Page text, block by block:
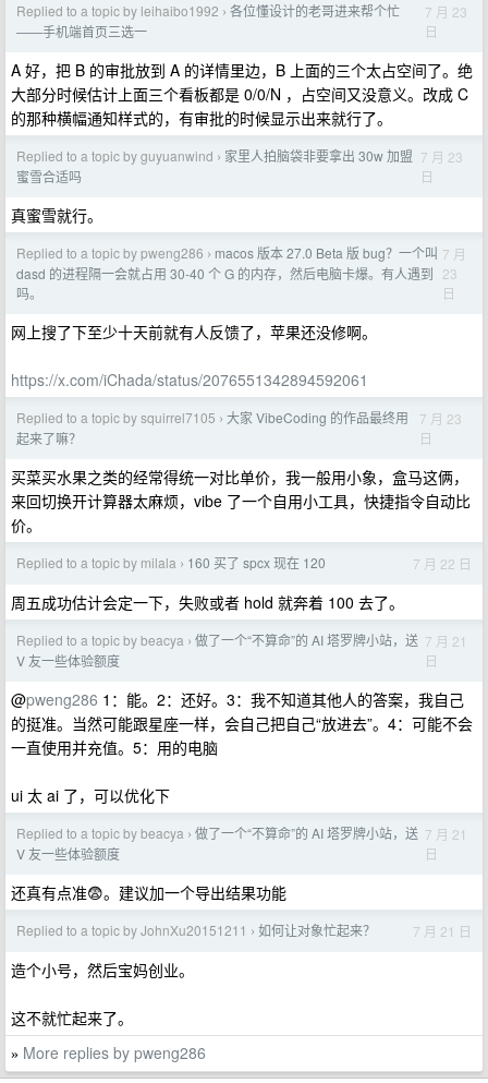
Replied to a topic by leihaibo1992 › 各位懂设计的老哥进来帮个忙
——手机端首页三选一
7 月 23
日
A 好，把 B 的审批放到 A 的详情里边，B 上面的三个太占空间了。绝
大部分时候估计上面三个看板都是 0/0/N ，占空间又没意义。改成 C
的那种横幅通知样式的，有审批的时候显示出来就行了。
Replied to a topic by guyuanwind › 家里人拍脑袋非要拿出 30w 加盟
蜜雪合适吗
7 月 23
日
真蜜雪就行。
Replied to a topic by pweng286 › macos 版本 27.0 Beta 版 bug？一个叫
dasd 的进程隔一会就占用 30-40 个 G 的内存，然后电脑卡爆。有人遇到
吗。
7 月
23
日
网上搜了下至少十天前就有人反馈了，苹果还没修啊。
https://x.com/iChada/status/2076551342894592061
Replied to a topic by squirrel7105 › 大家 VibeCoding 的作品最终用
起来了嘛？
7 月 23
日
买菜买水果之类的经常得统一对比单价，我一般用小象，盒马这俩，
来回切换开计算器太麻烦，vibe 了一个自用小工具，快捷指令自动比
价。
Replied to a topic by milala › 160 买了 spcx 现在 120 7 月 22 日
周五成功估计会定一下，失败或者 hold 就奔着 100 去了。
Replied to a topic by beacya › 做了一个“不算命”的 AI 塔罗牌小站，送
V 友一些体验额度
7 月 21
日
@pweng286 1：能。2：还好。3：我不知道其他人的答案，我自己
的挺准。当然可能跟星座一样，会自己把自己“放进去”。4：可能不会
一直使用并充值。5：用的电脑
ui 太 ai 了，可以优化下
Replied to a topic by beacya › 做了一个“不算命”的 AI 塔罗牌小站，送
V 友一些体验额度
7 月 21
日
还真有点准😨。建议加一个导出结果功能
Replied to a topic by JohnXu20151211 › 如何让对象忙起来？ 7 月 21 日
造个小号，然后宝妈创业。
这不就忙起来了。
» More replies by pweng286